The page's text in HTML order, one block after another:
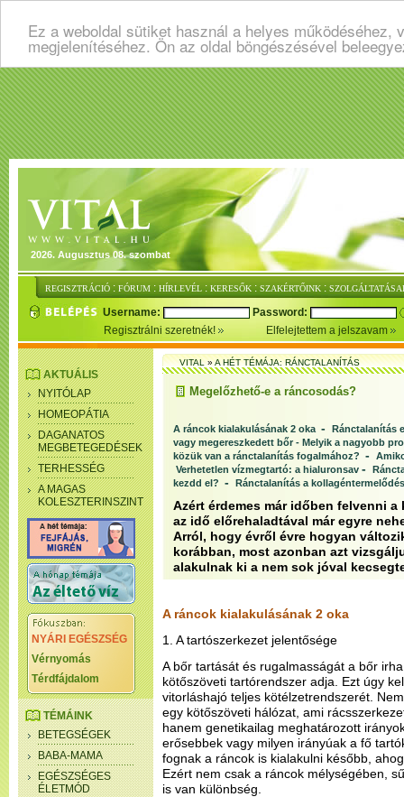
Ez a weboldal sütiket használ a helyes
megjelenítéséhez. Ön az oldal böngészésével
2026. Augusztus 08. szombat
REGISZTRÁCIÓ : FÓRUM : HÍRLEVÉL : KERESŐK : SZAKÉRTŐINK :
Username:
Password:
Regisztrálni szeretnék!
Elfelejtettem a jelszavam
AKTUÁLIS
NYITÓLAP
HOMEOPÁTIA
DAGANATOS
MEGBETEGEDÉSEK
TERHESSÉG
A MAGAS
KOLESZTERINSZINT
NYÁRI EGÉSZSÉG
Vérnyomás
Térdfájdalom
TÉMÁINK
BETEGSÉGEK
BABA-MAMA
EGÉSZSÉGES
ÉLETMÓD
VITAL»A HÉT TÉMÁJA: RÁNCTALANÍTÁS
Megelőzhető-e a ráncosodás?
A ráncok kialakulásának 2 oka - Ránctalanítás
vagy megereszkedett bőr - Melyik a nagyobb
közük van a ránctalanítás fogalmához? -
Verhetetlen vízmegtartó: a hialuronsav -
kezdd el? - Ránctalanítás a
Azért érdemes már időben felvenni
az idő előrehaladtával már egyre
Arról, hogy évről évre hogyan
korábban, most azonban azt
alakulnak ki a nem sok jóval
A ráncok kialakulásának 2 oka
1. A tartószerkezet jelentősége
A bőr tartását és rugalmasságát a bőr
kötőszöveti tartórendszer adja. Ezt úgy
vitorláshajó teljes kötélzetrendszerét.
egy kötőszöveti hálózat, ami
hanem genetikailag meghatározott
erősebbek vagy milyen irányúak a fő
fognak a ráncok is kialakulni később,
Ezért nem csak a ráncok mélységében,
is van különbség.